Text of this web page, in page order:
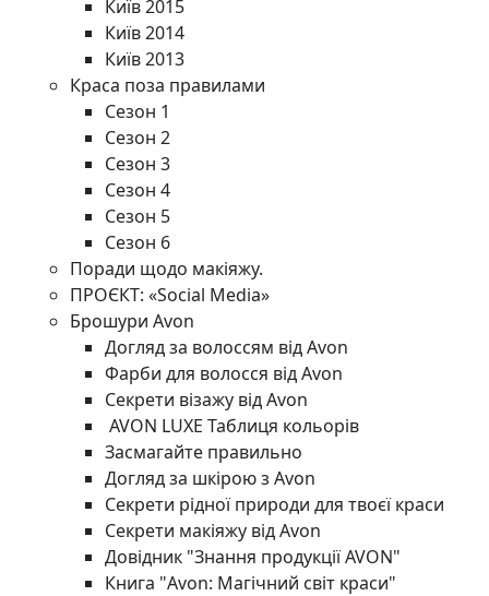
Київ 2015
Київ 2014
Київ 2013
Краса поза правилами
Сезон 1
Сезон 2
Сезон 3
Сезон 4
Сезон 5
Сезон 6
Поради щодо макіяжу.
ПРОЄКТ: «Social Media»
Брошури Avon
Догляд за волоссям від Avon
Фарби для волосся від Avon
Секрети візажу від Avon
AVON LUXE Таблиця кольорів
Засмагайте правильно
Догляд за шкірою з Avon
Секрети рідної природи для твоєї краси
Секрети макіяжу від Avon
Довідник "Знання продукції AVON"
Книга "Avon: Магічний світ краси"